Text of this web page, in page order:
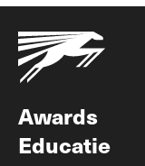
Awards
Educatie